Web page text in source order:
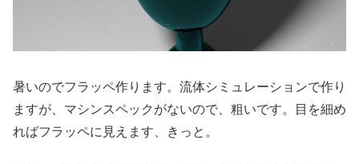
暑いのでフラッペ作ります。流体シミュレーションで作り
ますが、マシンスペックがないので、粗いです。目を細め
ればフラッペに見えます、きっと。